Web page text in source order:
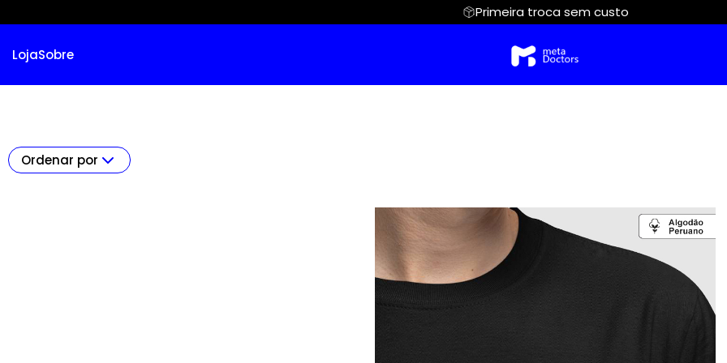
Primeira troca sem custo
LojaSobre
Ordenar por